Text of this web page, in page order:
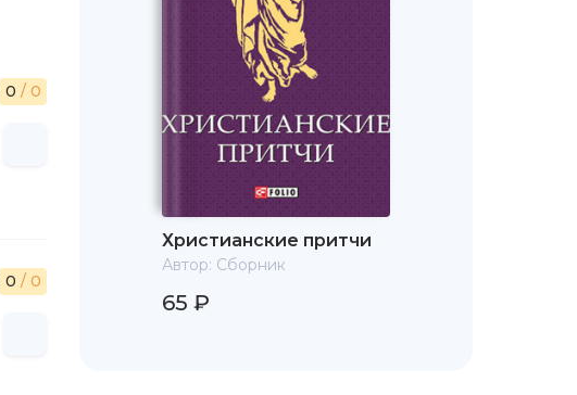
0 / 0
0 / 0
Христианские притчи
Автор: Сборник
65 ₽